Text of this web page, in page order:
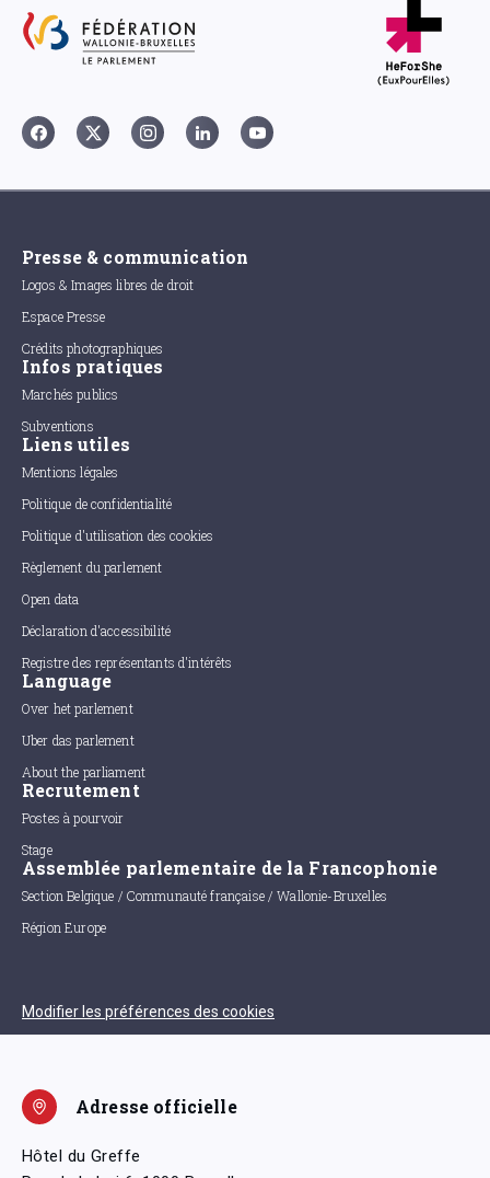
Presse & communication
Logos & Images libres de droit
Espace Presse
Crédits photographiques
Infos pratiques
Marchés publics
Subventions
Liens utiles
Mentions légales
Politique de confidentialité
Politique d'utilisation des cookies
Règlement du parlement
Open data
Déclaration d'accessibilité
Registre des représentants d'intérêts
Language
Over het parlement
Uber das parlement
About the parliament
Recrutement
Postes à pourvoir
Stage
Assemblée parlementaire de la Francophonie
Section Belgique / Communauté française / Wallonie-Bruxelles
Région Europe
Modifier les préférences des cookies
Adresse officielle
Hôtel du Greffe